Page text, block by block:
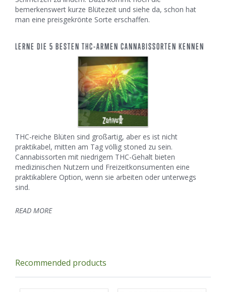
bemerkenswert kurze Blütezeit und siehe da, schon hat
man eine preisgekrönte Sorte erschaffen.
LERNE DIE 5 BESTEN THC-ARMEN CANNABISSORTEN KENNEN
THC-reiche Blüten sind großartig, aber es ist nicht
praktikabel, mitten am Tag völlig stoned zu sein.
Cannabissorten mit niedrigem THC-Gehalt bieten
medizinischen Nutzern und Freizeitkonsumenten eine
praktikablere Option, wenn sie arbeiten oder unterwegs
sind.
READ MORE
Recommended products